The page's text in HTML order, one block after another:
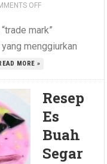
OFF
mark”
menggiurkan
MORE »
Resep
Es
Buah
Segar